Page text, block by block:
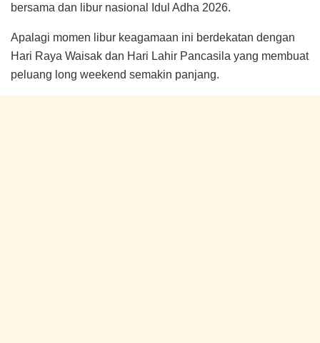
bersama dan libur nasional Idul Adha 2026.
Apalagi momen libur keagamaan ini berdekatan dengan
Hari Raya Waisak dan Hari Lahir Pancasila yang membuat
peluang long weekend semakin panjang.